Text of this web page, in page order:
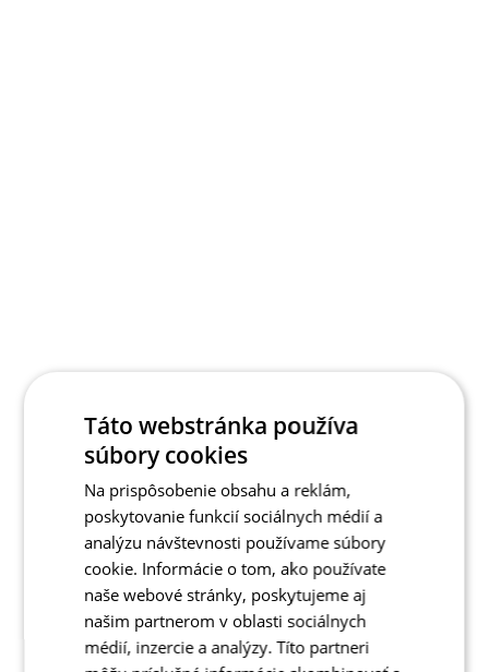
Táto webstránka používa
súbory cookies
Na prispôsobenie obsahu a reklám,
poskytovanie funkcií sociálnych médií a
analýzu návštevnosti používame súbory
cookie. Informácie o tom, ako používate
naše webové stránky, poskytujeme aj
našim partnerom v oblasti sociálnych
médií, inzercie a analýzy. Títo partneri